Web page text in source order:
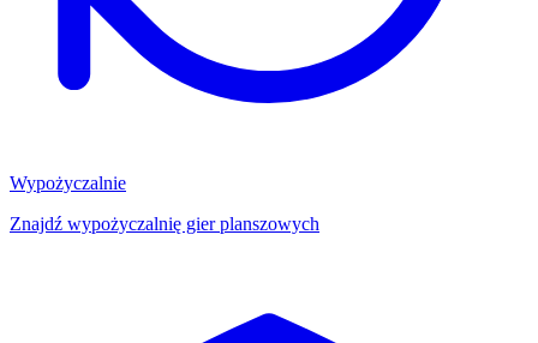
Wypożyczalnie
Znajdź wypożyczalnię gier planszowych